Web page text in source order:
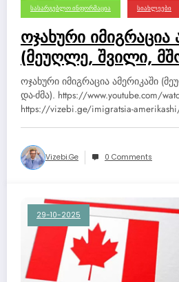
ᲡᲐᲡᲐᲠᲒᲔᲑᲚᲝ ᲘᲜᲤᲝᲠᲛᲐᲪᲘᲐ ᲡᲘᲐᲮᲚᲔᲔᲑᲘ
ოჯახური იმიგრაცია
(მეუღლე, შვილი,
ძმა).
ოჯახური იმიგრაცია ამერიკაში
და-ძმა). https://www.youtube.com/
https://vizebi.ge/imigratsia-
Vizebi.ge 0 Comments
29-10-2025